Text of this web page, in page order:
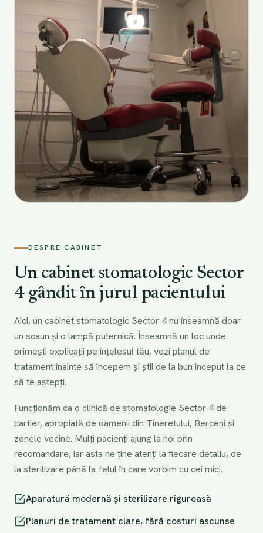
DESPRE CABINET
Un cabinet stomatologic Sector
4 gândit în jurul pacientului
Aici, un cabinet stomatologic Sector 4 nu înseamnă doar
un scaun și o lampă puternică. Înseamnă un loc unde
primești explicații pe înțelesul tău, vezi planul de
tratament înainte să începem și știi de la bun început la ce
să te aștepți.
Funcționăm ca o clinică de stomatologie Sector 4 de
cartier, apropiată de oamenii din Tineretului, Berceni și
zonele vecine. Mulți pacienți ajung la noi prin
recomandare, iar asta ne ține atenți la fiecare detaliu, de
la sterilizare până la felul în care vorbim cu cei mici.
Aparatură modernă și sterilizare riguroasă
Planuri de tratament clare, fără costuri ascunse